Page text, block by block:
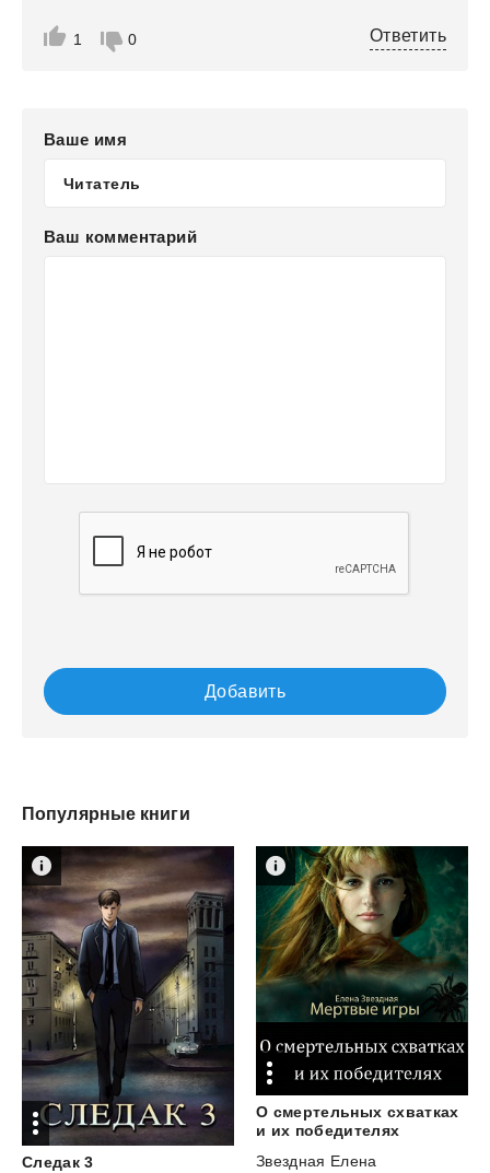
1 0 Ответить
Ваше имя
Ваш комментарий
Добавить
Популярные книги
Следак 3
О смертельных схватках
и их победителях
Звездная Елена